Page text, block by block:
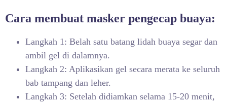
Cara membuat masker pengecap buaya:
Langkah 1: Belah satu batang lidah buaya segar dan
ambil gel di dalamnya.
Langkah 2: Aplikasikan gel secara merata ke seluruh
bab tampang dan leher.
Langkah 3: Setelah didiamkan selama 15-20 menit,